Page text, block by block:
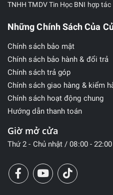
TNHH TMDV Tin Học BNI hợp tác
Những Chính Sách Của
Chính sách bảo mật
Chính sách bảo hành & đổi trả
Chính sách trả góp
Chính sách giao hàng & kiểm
Chính sách hoạt động chung
Hướng dẫn thanh toán
Giờ mở cửa
Thứ 2 - Chủ nhật / 08:00 - 22:00